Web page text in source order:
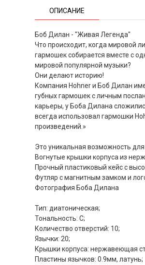
ОПИСАНИЕ
Боб Дилан - "Живая Легенда"
Что происходит, когда мировой
гармошек собирается вместе с
мировой популярной музыки?
Они делают историю!
Компания Hohner и Боб Дилан
губных гармошек с личным
карьеры, у Боба Дилана
всегда использовал гармошки
произведений.»
Это уникальная возможность
Вогнутые крышки корпуса из
Прочный пластиковый кейс с
Футляр с магнитным замком и
Фотография Боба Дилана
Тип: диатоническая;
Тональность: С;
Количество отверстий: 10;
Язычки: 20;
Крышки корпуса: нержавеющая
Пластины язычков: 0.9мм, латунь;